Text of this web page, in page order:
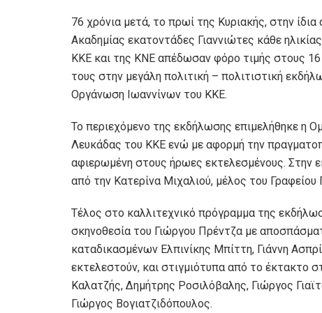
76 χρόνια μετά, το πρωί της Κυριακής, στην
Ακαδημίας εκατοντάδες Γιαννιώτες κάθε
ΚΚΕ και της ΚΝΕ απέδωσαν φόρο τιμής στους
τους στην μεγάλη πολιτική – πολιτιστική
Οργάνωση Ιωαννίνων του ΚΚΕ.
Το περιεχόμενο της εκδήλωσης επιμελήθηκε η
Λευκάδας του ΚΚΕ ενώ με αφορμή την
αφιερωμένη στους ήρωες εκτελεσμένους. Στην
από την Κατερίνα Μιχαλιού, μέλος του
Τέλος στο καλλιτεχνικό πρόγραμμα της
σκηνοθεσία του Γιώργου Πρέντζα με
καταδικασμένων Ελπινίκης Μπίττη, Γιάννη
εκτελεστούν, και στιγμιότυπα από το έκτακτο
Καλατζής, Δημήτρης Ροσιλόβαλης, Γιώργος
Γιώργος Βογιατζιδόπουλος.